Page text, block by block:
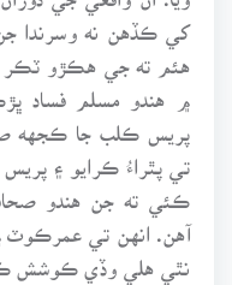
کي ڪڏهن نه وسرندا
هئم ته جي هڪڙو ٽڪر
۾ هندو مسلم فساد
پريس ڪلب جا ڪجهه
تي پٿراءُ ڪرايو ۽
ڪئي ته جن هندو
آهن. انهن تي عمرڪوٽ
نٿي هلي وڏي ڪوشش